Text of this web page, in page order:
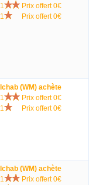
1
Prix offert 0€
1
Prix offert 0€
lchab (WM) achète
1
Prix offert 0€
1
Prix offert 0€
lchab (WM) achète
1
Prix offert 0€